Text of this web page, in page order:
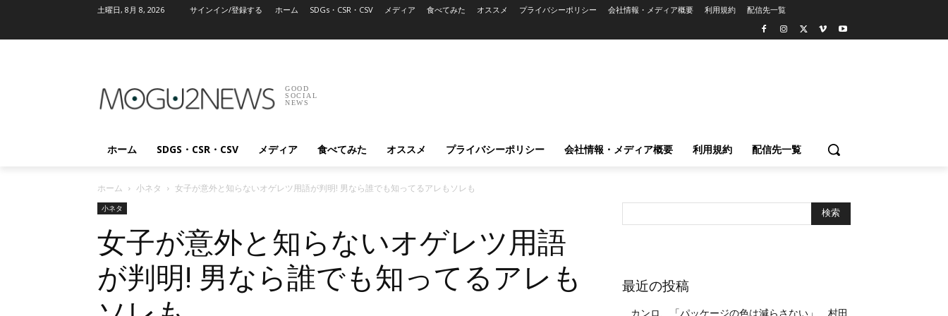
土曜日, 8月 8, 2026 サインイン/登録する ホーム SDGs・CSR・CSV メディア 食べてみた オススメ プライバシーポリシー 会社情報・メディア概要 利用規約 配信先一覧
GOOD
SOCIAL
NEWS
ホーム SDGS・CSR・CSV メディア 食べてみた オススメ プライバシーポリシー 会社情報・メディア概要 利用規約 配信先一覧
ホーム 小ネタ 女子が意外と知らないオゲレツ用語が判明! 男なら誰でも知ってるアレもソレも
小ネタ
女子が意外と知らないオゲレツ用語
が判明! 男なら誰でも知ってるアレも
最近の投稿
カンロ、「パッケージの色は減らさない」 村田